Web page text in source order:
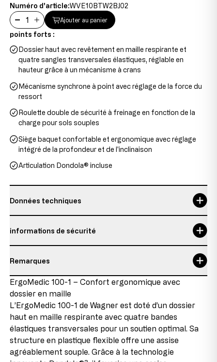
Numéro d'article:WVE10BTW2BJ02
Ajouter au panier
points forts :
Dossier haut avec revêtement en maille respirante et
quatre sangles transversales élastiques, réglable en
hauteur grâce à un mécanisme à crans
Mécanisme synchrone à point avec réglage de la force du
ressort
Roulette double de sécurité à freinage en fonction de la
charge pour sols souples
Siège baquet confortable et ergonomique avec réglage
intégré de la profondeur et de l'inclinaison
Articulation Dondola® incluse
Données techniques
Hauteur du dossier
hauteur du siège 43-52 cm
hauteur totale 104-117 cm
largeur du siège 48 cm
Poids maximal de l'utilisateur 110 kg
informations de sécurité
Personne responsable:
Augsburger Str. 29
86863 Langenneufnach
GERMANY
courriel: info@topstar.de
Téléphone: 08239/789-0
Ce modèle porte le label GS d’Intertek à Fürth et répond
à toutes les exigences en matière de sécurité.
Remarques
Détails sur l’état de l’article
Produit neuf avec pièces en fin de série
Ce produit est neuf, mais contient des pièces
provenant de stocks restants qui ne sont plus
reproduites en raison de changements dans la gamme
ou de changements de fournisseurs. Ces pièces en fin
de série sont intégrées dans les produits, ce qui nous
permet de proposer le produit à des conditions
ErgoMedic 100-1 – Confort ergonomique avec
dossier en maille
L’ErgoMedic 100-1 de Wagner est doté d’un dossier
haut en maille respirante avec quatre bandes
élastiques transversales pour un soutien optimal. Sa
structure en plastique flexible offre une assise
agréablement souple. Grâce à la technologie